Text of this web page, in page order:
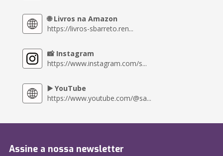
🌐 Livros na Amazon
https://livros-sbarreto.ren...
📸 Instagram
https://www.instagram.com/s...
▶️ YouTube
https://www.youtube.com/@sa...
Assine a nossa newsletter